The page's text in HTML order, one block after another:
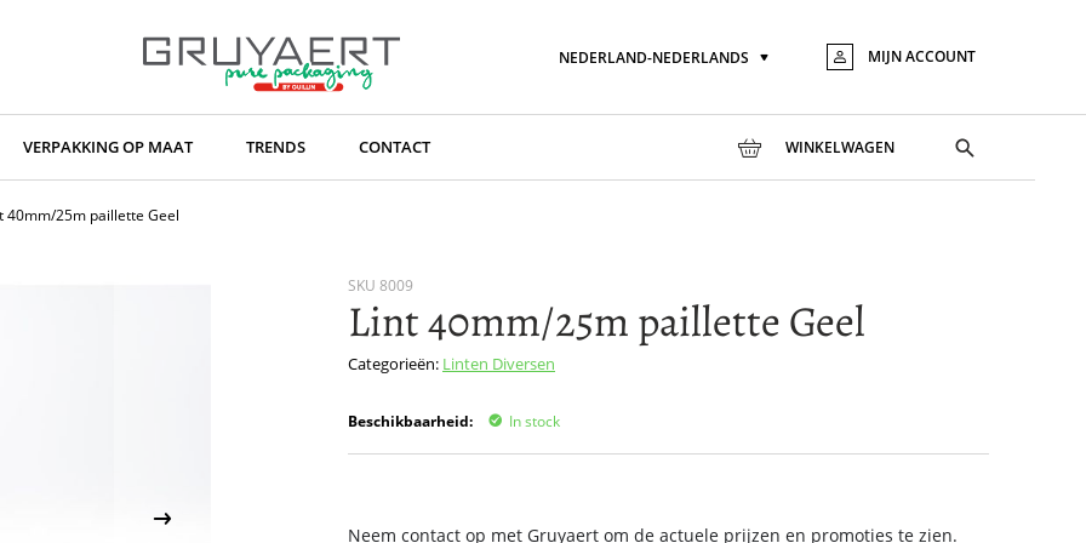
de
Taal
NEDERLAND-NEDERLANDS MIJN ACCOUNT
VERPAKKING OP MAAT TRENDS CONTACT WINKELWAGEN
Toggle
search
40mm/25m paillette Geel
SKU8009
Lint 40mm/25m paillette Geel
Categorieën: Linten Diversen
Beschikbaarheid: In stock
Neem contact op met Gruyaert om de actuele prijzen en promoties te zien.